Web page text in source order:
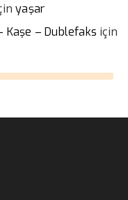
yaşar
Kaşe – Dublefaks için